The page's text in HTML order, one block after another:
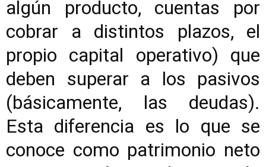
algún producto, cuentas por
cobrar a distintos plazos, el
propio capital operativo) que
deben superar a los pasivos
(básicamente, las deudas).
Esta diferencia es lo que se
conoce como patrimonio neto